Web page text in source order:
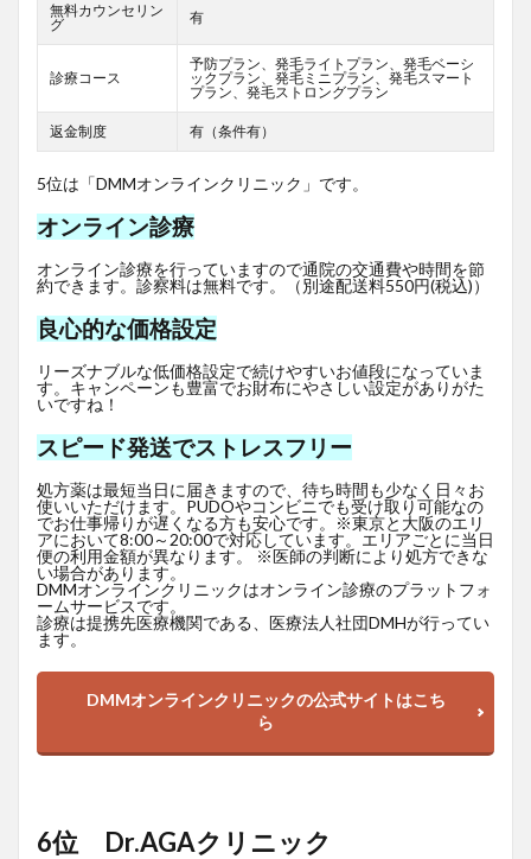
無料カウンセリン
グ
有
診療コース
予防プラン、発毛ライトプラン、発毛ベーシ
ックプラン、発毛ミニプラン、発毛スマート
プラン、発毛ストロングプラン
返金制度 有（条件有）
5位は「DMMオンラインクリニック」です。
オンライン診療
オンライン診療を行っていますので通院の交通費や時間を節
約できます。診察料は無料です。（別途配送料550円(税込)）
良心的な価格設定
リーズナブルな低価格設定で続けやすいお値段になっていま
す。キャンペーンも豊富でお財布にやさしい設定がありがた
いですね！
スピード発送でストレスフリー
処方薬は最短当日に届きますので、待ち時間も少なく日々お
使いいただけます。PUDOやコンビニでも受け取り可能なの
でお仕事帰りが遅くなる方も安心です。※東京と大阪のエリ
アにおいて8:00～20:00で対応しています。エリアごとに当日
便の利用金額が異なります。 ※医師の判断により処方できな
い場合があります。
DMMオンラインクリニックはオンライン診療のプラットフォ
ームサービスです。
診療は提携先医療機関である、医療法人社団DMHが行ってい
ます。
DMMオンラインクリニックの公式サイトはこち
ら
6位 Dr.AGAクリニック